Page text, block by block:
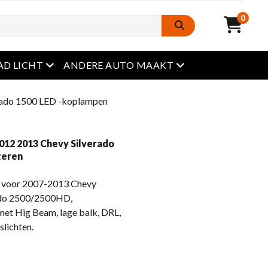
0
LICHT Open het menu
ANDERE AUTO MAAKT Open het menu
1500 LED -koplampen
2013 Chevy Silverado
2007-2013 Chevy
2500/2500HD,
Hig Beam, lage balk, DRL,